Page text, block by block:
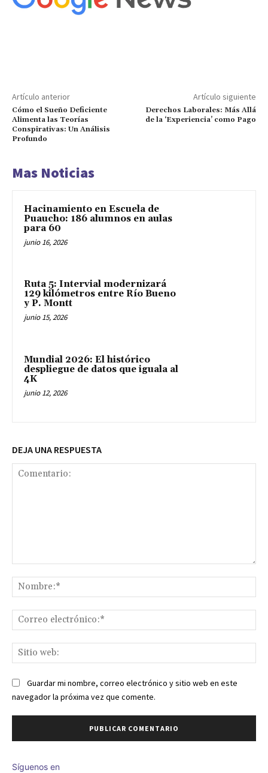
Artículo anterior
Cómo el Sueño Deficiente
Alimenta las Teorías
Conspirativas: Un Análisis
Profundo
Artículo siguiente
Derechos Laborales: Más Allá
de la ‘Experiencia’ como Pago
Mas Noticias
Hacinamiento en Escuela de
Puaucho: 186 alumnos en aulas
para 60
junio 16, 2026
Ruta 5: Intervial modernizará
129 kilómetros entre Río Bueno
y P. Montt
junio 15, 2026
Mundial 2026: El histórico
despliegue de datos que iguala al
4K
junio 12, 2026
DEJA UNA RESPUESTA
Guardar mi nombre, correo electrónico y sitio web en este
navegador la próxima vez que comente.
Síguenos en